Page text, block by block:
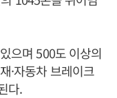
으며 500도 이상의
·자동차 브레이크
다.